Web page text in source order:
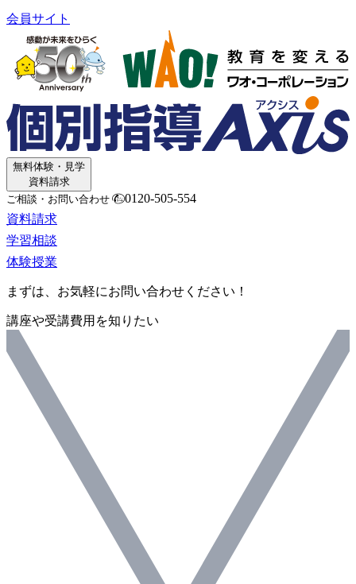
会員サイト
無料体験・見学
資料請求
ご相談・お問い合わせ
0120-505-554
資料請求
学習相談
体験授業
まずは、お気軽にお問い合わせください！
講座や受講費用を知りたい